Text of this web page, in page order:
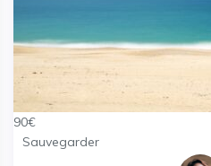
90€
Sauvegarder